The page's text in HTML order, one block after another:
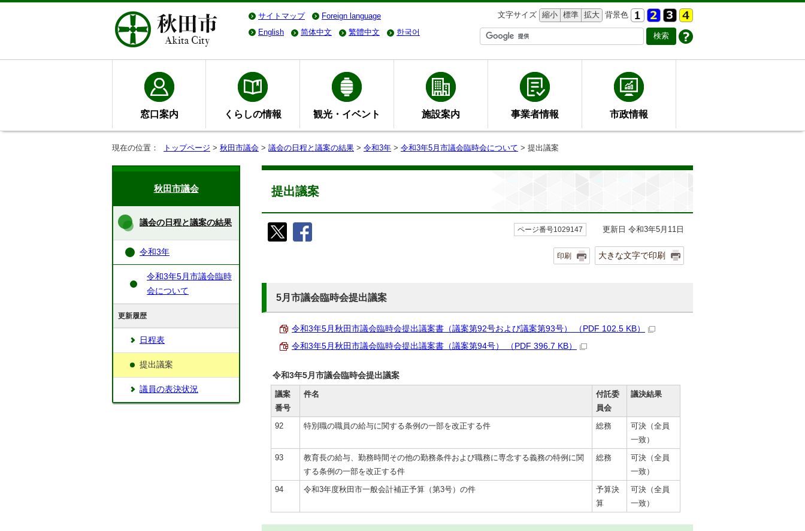
サイトマップ Foreign language 文字サイズ 縮小 標準 拡大 背景色
English
简体中文 繁體中文 한국어
窓口案内 くらしの情報 観光・イベント 施設案内 事業者情報 市政情報
現在の位置： トップページ > 秋田市議会 > 議会の日程と議案の結果 > 令和3年 > 令和3年5月市議会臨時会について > 提出議案
提出議案
ページ番号1029147 更新日 令和3年5月11日
印刷 大きな文字で印刷
5月市議会臨時会提出議案
令和3年5月秋田市議会臨時会提出議案書（議案第92号および議案第93号） （PDF 102.5 KB）
令和3年5月秋田市議会臨時会提出議案書（議案第94号） （PDF 396.7 KB）
令和3年5月市議会臨時会提出議案
議案
番号
件名
付託委
員会
議決結果
92 特別職の職員の給与に関する条例の一部を改正する件 総務
可決（全員
一致）
93
教育長の給与、勤務時間その他の勤務条件および職務に専念する義務の特例に関
する条例の一部を改正する件
総務
可決（全員
一致）
94
令和3年度秋田市一般会計補正予算（第3号）の件
予算決
算
可決（全員
一致）
秋田市議会
議会の日程と議案の結果
令和3年
令和3年5月市議会臨時
会について
更新履歴
日程表
提出議案
議員の表決状況